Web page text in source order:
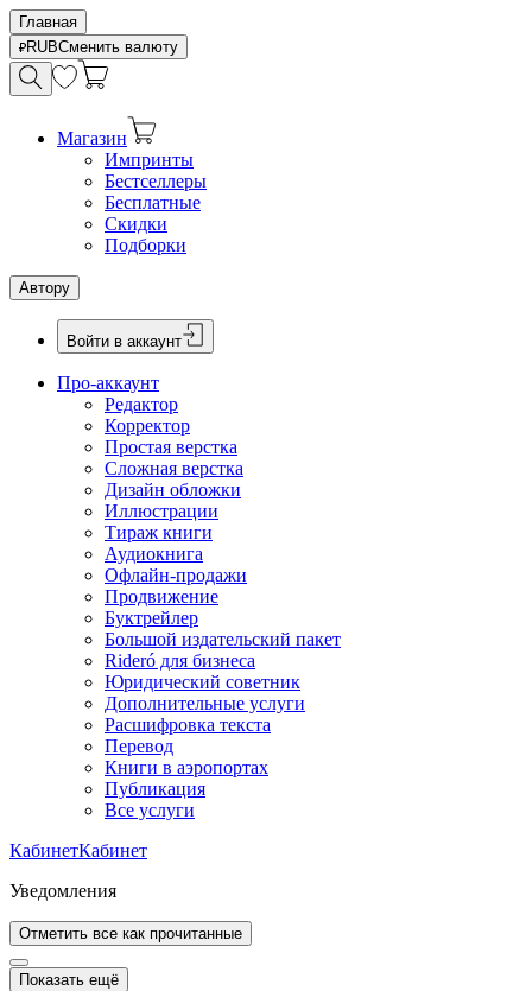
Главная
RUBСменить валюту
Магазин
Импринты
Бестселлеры
Бесплатные
Скидки
Подборки
Автору
Войти в аккаунт
Про-аккаунт
Редактор
Корректор
Простая верстка
Сложная верстка
Дизайн обложки
Иллюстрации
Тираж книги
Аудиокнига
Офлайн-продажи
Продвижение
Буктрейлер
Большой издательский пакет
Rideró для бизнеса
Юридический советник
Дополнительные услуги
Расшифровка текста
Перевод
Книги в аэропортах
Публикация
Все услуги
КабинетКабинет
Уведомления
Отметить все как прочитанные
Показать ещё